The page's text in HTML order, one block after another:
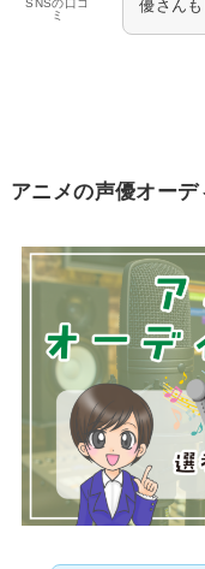
ミ
優さん
アニメの声優オー